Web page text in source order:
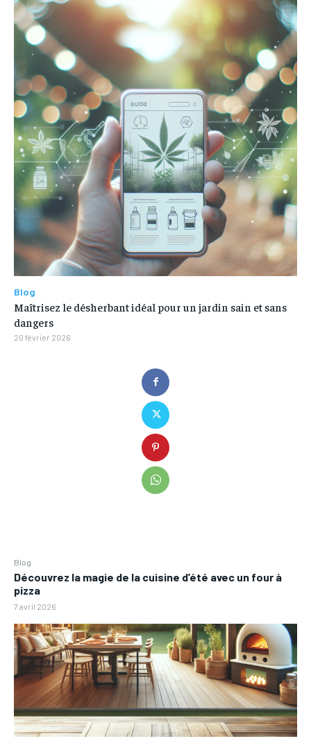
Blog
Découvrez la magie de la cuisine d’été avec un four à
pizza
7 avril 2026
Blog
Maîtrisez le désherbant idéal pour un jardin sain et sans
dangers
20 février 2026